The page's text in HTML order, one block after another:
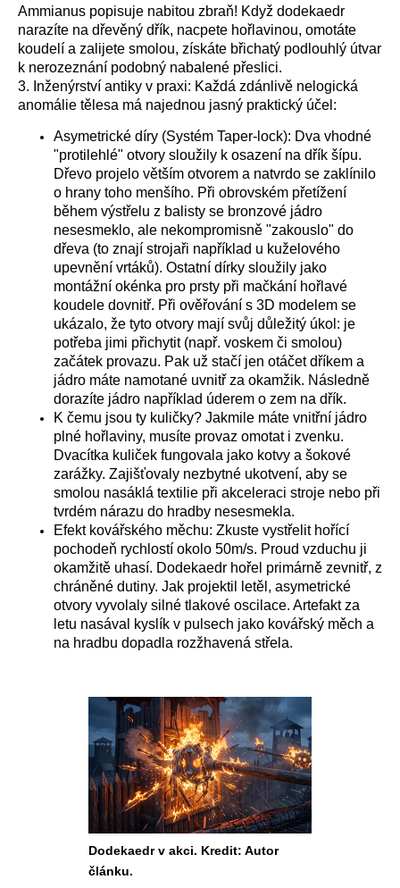
Ammianus popisuje nabitou zbraň! Když dodekaedr
narazíte na dřevěný dřík, nacpete hořlavinou, omotáte
koudelí a zalijete smolou, získáte břichatý podlouhlý útvar
k nerozeznání podobný nabalené přeslici.
3. Inženýrství antiky v praxi: Každá zdánlivě nelogická
anomálie tělesa má najednou jasný praktický účel:
Asymetrické díry (Systém Taper-lock): Dva vhodné
"protilehlé" otvory sloužily k osazení na dřík šípu.
Dřevo projelo větším otvorem a natvrdo se zaklínilo
o hrany toho menšího. Při obrovském přetížení
během výstřelu z balisty se bronzové jádro
nesesmeklo, ale nekompromisně "zakouslo" do
dřeva (to znají strojaři například u kuželového
upevnění vrtáků). Ostatní dírky sloužily jako
montážní okénka pro prsty při mačkání hořlavé
koudele dovnitř. Při ověřování s 3D modelem se
ukázalo, že tyto otvory mají svůj důležitý úkol: je
potřeba jimi přichytit (např. voskem či smolou)
začátek provazu. Pak už stačí jen otáčet dříkem a
jádro máte namotané uvnitř za okamžik. Následně
dorazíte jádro například úderem o zem na dřík.
K čemu jsou ty kuličky? Jakmile máte vnitřní jádro
plné hořlaviny, musíte provaz omotat i zvenku.
Dvacítka kuliček fungovala jako kotvy a šokové
zarážky. Zajišťovaly nezbytné ukotvení, aby se
smolou nasáklá textilie při akceleraci stroje nebo při
tvrdém nárazu do hradby nesesmekla.
Efekt kovářského měchu: Zkuste vystřelit hořící
pochodeň rychlostí okolo 50m/s. Proud vzduchu ji
okamžitě uhasí. Dodekaedr hořel primárně zevnitř, z
chráněné dutiny. Jak projektil letěl, asymetrické
otvory vyvolaly silné tlakové oscilace. Artefakt za
letu nasával kyslík v pulsech jako kovářský měch a
na hradbu dopadla rozžhavená střela.
Dodekaedr v akci. Kredit: Autor
článku.